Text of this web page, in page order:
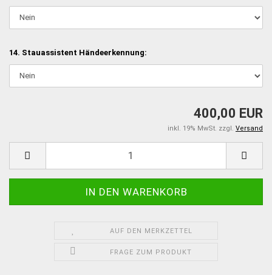
14. Stauassistent Händeerkennung:
400,00 EUR
inkl. 19% MwSt. zzgl. Versand
AUF DEN MERKZETTEL
FRAGE ZUM PRODUKT